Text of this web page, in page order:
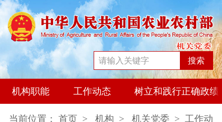
搜索
机构职能 工作动态 树立和践行正确政
当前位置： 首页 > 机构 > 机关党委> 工作动